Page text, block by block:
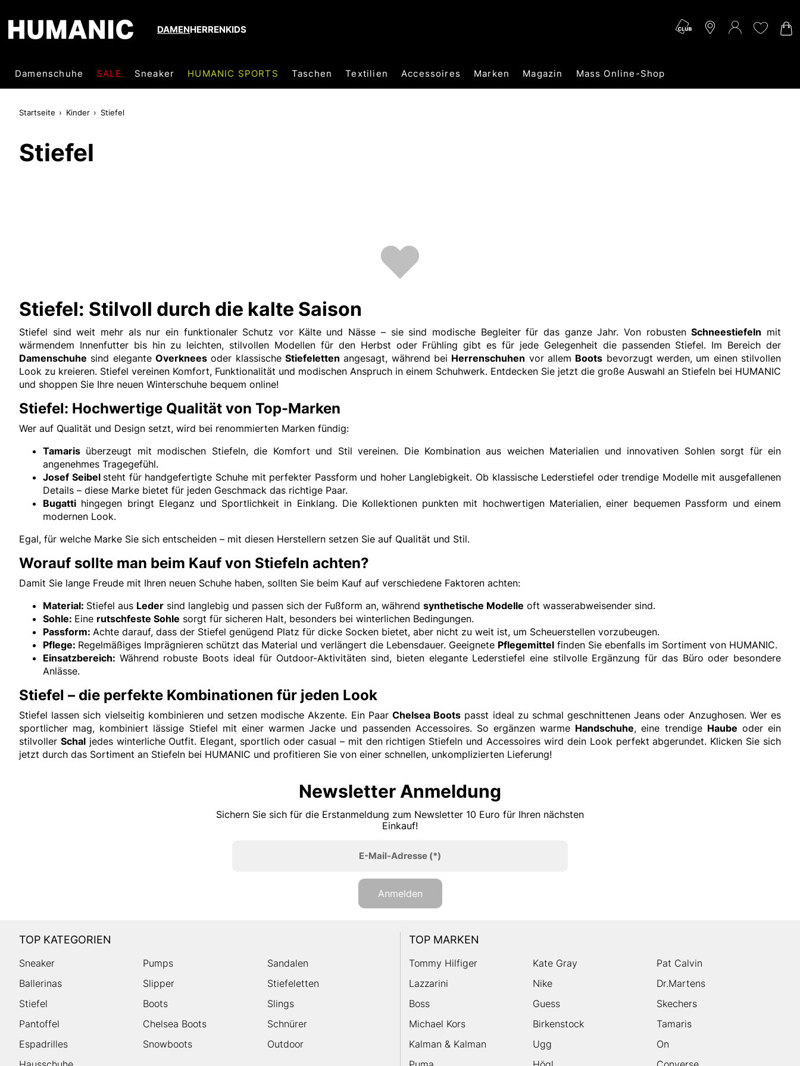
DAMENHERRENKIDS
Damenschuhe SALE Sneaker HUMANIC SPORTS Taschen Textilien Accessoires Marken Magazin Mass Online-Shop
Startseite Kinder Stiefel
Stiefel
Stiefel: Stilvoll durch die kalte Saison
Stiefel sind weit mehr als nur ein funktionaler Schutz vor Kälte und Nässe – sie sind modische Begleiter für das ganze Jahr. Von robustenSchneestiefeln mit
wärmendem Innenfutter bis hin zu leichten, stilvollen Modellen für den Herbst oder Frühling gibt es für jede Gelegenheit die passenden Stiefel. Im Bereich der
Damenschuhe sind elegante Overknees oder klassische Stiefeletten angesagt, während bei Herrenschuhen vor allem Boots bevorzugt werden, um einen stilvollen
Look zu kreieren. Stiefel vereinen Komfort, Funktionalität und modischen Anspruch in einem Schuhwerk. Entdecken Sie jetzt die große Auswahl an Stiefeln bei HUMANIC
und shoppen Sie Ihre neuen Winterschuhe bequem online!
Stiefel: Hochwertige Qualität von Top-Marken
Wer auf Qualität und Design setzt, wird bei renommierten Marken fündig:
Tamaris überzeugt mit modischen Stiefeln, die Komfort und Stil vereinen. Die Kombination aus weichen Materialien und innovativen Sohlen sorgt für ein
angenehmes Tragegefühl.
Josef Seibel steht für handgefertigte Schuhe mit perfekter Passform und hoher Langlebigkeit. Ob klassische Lederstiefel oder trendige Modelle mit ausgefallenen
Details – diese Marke bietet für jeden Geschmack das richtige Paar.
Bugatti hingegen bringt Eleganz und Sportlichkeit in Einklang. Die Kollektionen punkten mit hochwertigen Materialien, einer bequemen Passform und einem
modernen Look.
Egal, für welche Marke Sie sich entscheiden – mit diesen Herstellern setzen Sie auf Qualität und Stil.
Worauf sollte man beim Kauf von Stiefeln achten?
Damit Sie lange Freude mit Ihren neuen Schuhe haben, sollten Sie beim Kauf auf verschiedene Faktoren achten:
Material: Stiefel aus Leder sind langlebig und passen sich der Fußform an, während synthetische Modelle oft wasserabweisender sind.
Sohle: Eine rutschfeste Sohle sorgt für sicheren Halt, besonders bei winterlichen Bedingungen.
Passform: Achte darauf, dass der Stiefel genügend Platz für dicke Socken bietet, aber nicht zu weit ist, um Scheuerstellen vorzubeugen.
Pflege: Regelmäßiges Imprägnieren schützt das Material und verlängert die Lebensdauer. Geeignete Pflegemittel finden Sie ebenfalls im Sortiment von HUMANIC.
Einsatzbereich: Während robuste Boots ideal für Outdoor-Aktivitäten sind, bieten elegante Lederstiefel eine stilvolle Ergänzung für das Büro oder besondere
Anlässe.
Stiefel – die perfekte Kombinationen für jeden Look
Stiefel lassen sich vielseitig kombinieren und setzen modische Akzente. Ein Paar Chelsea Boots passt ideal zu schmal geschnittenen Jeans oder Anzughosen. Wer es
sportlicher mag, kombiniert lässige Stiefel mit einer warmen Jacke und passenden Accessoires. So ergänzen warme Handschuhe, eine trendige Haube oder ein
stilvoller Schaljedes winterliche Outfit. Elegant, sportlich oder casual – mit den richtigen Stiefeln und Accessoires wird dein Look perfekt abgerundet. Klicken Sie sich
jetzt durch das Sortiment an Stiefeln bei HUMANIC und profitieren Sie von einer schnellen, unkomplizierten Lieferung!
Newsletter Anmeldung
Sichern Sie sich für die Erstanmeldung zum Newsletter 10 Euro für Ihren nächsten
Einkauf!
E-Mail-Adresse(*)
Anmelden
TOP KATEGORIEN
Sneaker Pumps
Sandalen
Ballerinas
Slipper
Stiefeletten
Stiefel
Boots
Slings
Pantoffel
Chelsea Boots
Schnürer
Espadrilles
Snowboots
Outdoor
TOP MARKEN
Tommy Hilfiger Kate Gray
Pat Calvin
Lazzarini
Nike
Dr.Martens
Boss
Guess
Skechers
Michael Kors
Birkenstock
Tamaris
Kalman & Kalman
Ugg
On